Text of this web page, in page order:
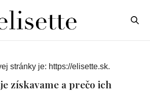
stránky je: https://elisette.sk.
získavame a prečo ich